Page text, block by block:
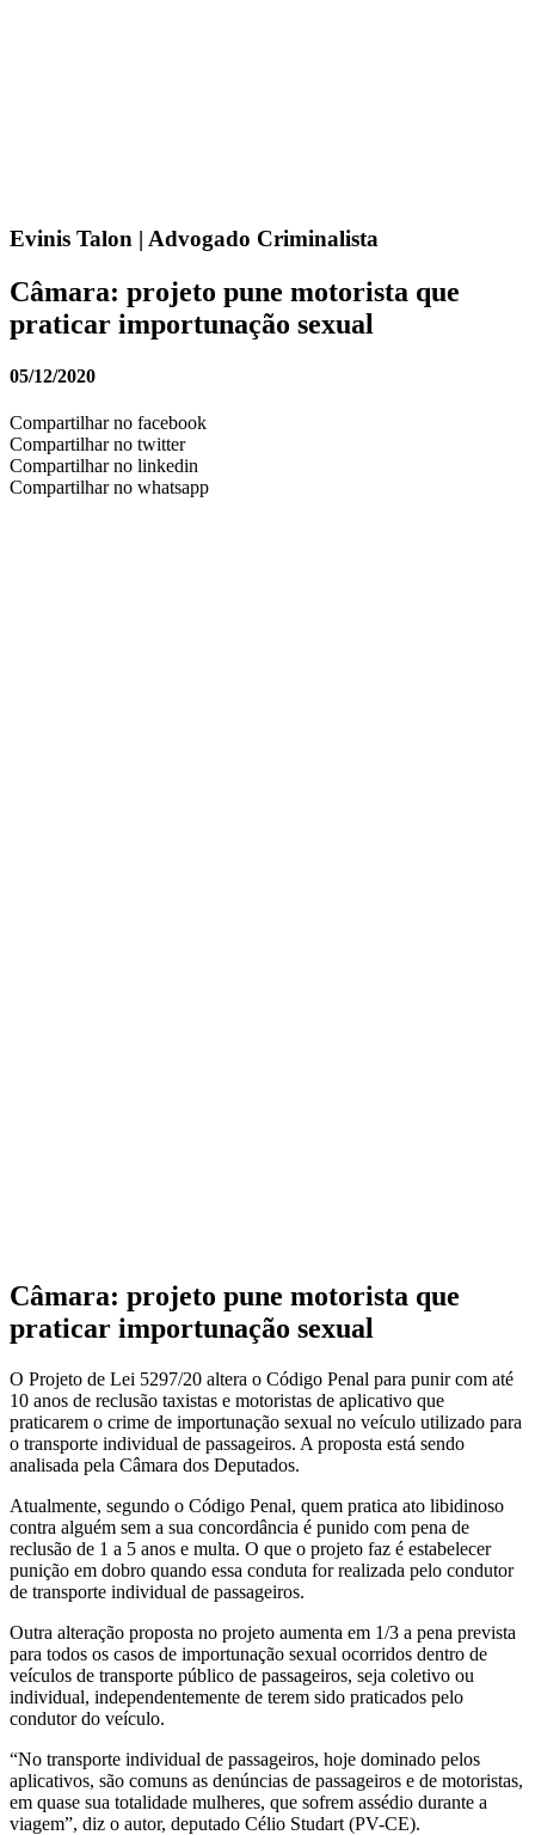
Evinis Talon | Advogado Criminalista
Câmara: projeto pune motorista que
praticar importunação sexual
05/12/2020
Compartilhar no facebook
Compartilhar no twitter
Compartilhar no linkedin
Compartilhar no whatsapp
Câmara: projeto pune motorista que
praticar importunação sexual
O Projeto de Lei 5297/20 altera o Código Penal para punir com até
10 anos de reclusão taxistas e motoristas de aplicativo que
praticarem o crime de importunação sexual no veículo utilizado para
o transporte individual de passageiros. A proposta está sendo
analisada pela Câmara dos Deputados.
Atualmente, segundo o Código Penal, quem pratica ato libidinoso
contra alguém sem a sua concordância é punido com pena de
reclusão de 1 a 5 anos e multa. O que o projeto faz é estabelecer
punição em dobro quando essa conduta for realizada pelo condutor
de transporte individual de passageiros.
Outra alteração proposta no projeto aumenta em 1/3 a pena prevista
para todos os casos de importunação sexual ocorridos dentro de
veículos de transporte público de passageiros, seja coletivo ou
individual, independentemente de terem sido praticados pelo
condutor do veículo.
“No transporte individual de passageiros, hoje dominado pelos
aplicativos, são comuns as denúncias de passageiros e de motoristas,
em quase sua totalidade mulheres, que sofrem assédio durante a
viagem”, diz o autor, deputado Célio Studart (PV-CE).